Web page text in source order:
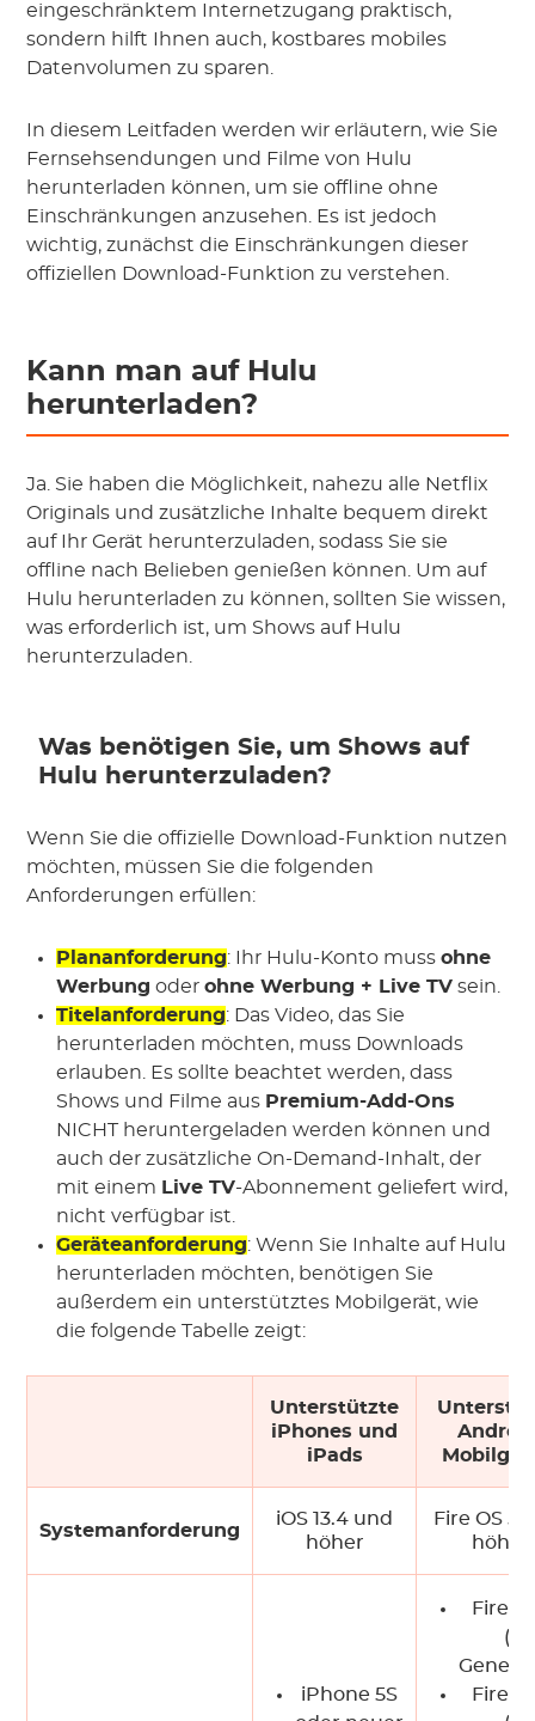
eingeschränktem Internetzugang praktisch,
sondern hilft Ihnen auch, kostbares mobiles
Datenvolumen zu sparen.
In diesem Leitfaden werden wir erläutern, wie Sie
Fernsehsendungen und Filme von Hulu
herunterladen können, um sie offline ohne
Einschränkungen anzusehen. Es ist jedoch
wichtig, zunächst die Einschränkungen dieser
offiziellen Download-Funktion zu verstehen.
Kann man auf Hulu
herunterladen?
Ja. Sie haben die Möglichkeit, nahezu alle Netflix
Originals und zusätzliche Inhalte bequem direkt
auf Ihr Gerät herunterzuladen, sodass Sie sie
offline nach Belieben genießen können. Um auf
Hulu herunterladen zu können, sollten Sie wissen,
was erforderlich ist, um Shows auf Hulu
herunterzuladen.
Was benötigen Sie, um Shows auf
Hulu herunterzuladen?
Wenn Sie die offizielle Download-Funktion nutzen
möchten, müssen Sie die folgenden
Anforderungen erfüllen:
Plananforderung: Ihr Hulu-Konto mussohne
Werbung oderohne Werbung + Live TV sein.
Titelanforderung: Das Video, das Sie
herunterladen möchten, muss Downloads
erlauben. Es sollte beachtet werden, dass
Shows und Filme aus Premium-Add-Ons
NICHT heruntergeladen werden können und
auch der zusätzliche On-Demand-Inhalt, der
mit einem Live TV-Abonnement geliefert wird,
nicht verfügbar ist.
Geräteanforderung: Wenn Sie Inhalte auf Hulu
herunterladen möchten, benötigen Sie
außerdem ein unterstütztes Mobilgerät, wie
die folgende Tabelle zeigt:
Unterstützte
iPhones und
iPads
Systemanforderung
iOS 13.4 und
höher
Fire OS 5
höher
iPhone 5S
Fire
(4.
Fire